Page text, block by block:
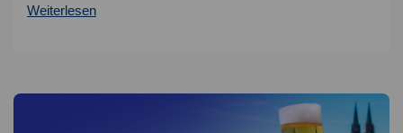
WeiterlesenAusflugsziele